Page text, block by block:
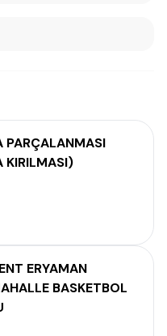
PARÇALANMASI
KIRILMASI)
ERYAMAN
BASKETBOL